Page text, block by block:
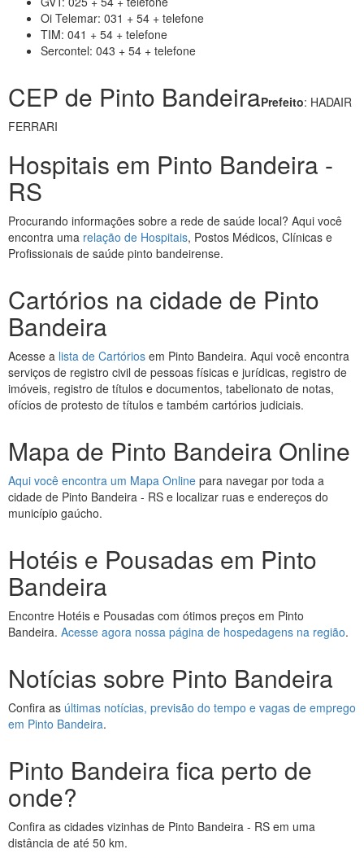
Oi Telemar: 031 + 54 + telefone
TIM: 041 + 54 + telefone
Sercontel: 043 + 54 + telefone
CEP de Pinto BandeiraPrefeito: HADAIR
FERRARI
Hospitais em Pinto Bandeira -
RS
Procurando informações sobre a rede de saúde local? Aqui você
encontra uma relação de Hospitais, Postos Médicos, Clínicas e
Profissionais de saúde pinto bandeirense.
Cartórios na cidade de Pinto
Bandeira
Acesse a lista de Cartórios em Pinto Bandeira. Aqui você encontra
serviços de registro civil de pessoas físicas e jurídicas, registro de
imóveis, registro de títulos e documentos, tabelionato de notas,
ofícios de protesto de títulos e também cartórios judiciais.
Mapa de Pinto Bandeira Online
Aqui você encontra um Mapa Online para navegar por toda a
cidade de Pinto Bandeira - RS e localizar ruas e endereços do
município gaúcho.
Hotéis e Pousadas em Pinto
Bandeira
Encontre Hotéis e Pousadas com ótimos preços em Pinto
Bandeira. Acesse agora nossa página de hospedagens na região.
Notícias sobre Pinto Bandeira
Confira as últimas notícias, previsão do tempo e vagas de emprego
em Pinto Bandeira.
Pinto Bandeira fica perto de
onde?
Confira as cidades vizinhas de Pinto Bandeira - RS em uma
distância de até 50 km.